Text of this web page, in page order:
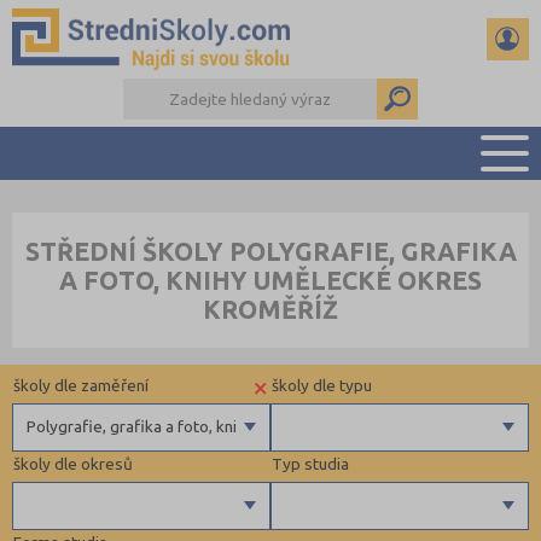
PŘÍPRAVA NA PŘIJÍMAČKY
DŮLEŽITÉ TERMÍNY
DALŠÍ DRUHY ŠKOL
STŘEDNÍ ŠKOLY POLYGRAFIE, GRAFIKA
A FOTO, KNIHY UMĚLECKÉ OKRES
KROMĚŘÍŽ
Typ studia
školy dle okresů
školy dle typu
×
Polygrafie, grafika a foto, knihy
školy dle zaměření
Gymnázia